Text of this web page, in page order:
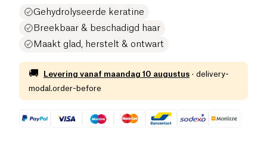
Gehydrolyseerde keratine
Breekbaar & beschadigd haar
Maakt glad, herstelt & ontwart
🚚 Levering vanaf maandag 10 augustus · delivery-
modal.order-before